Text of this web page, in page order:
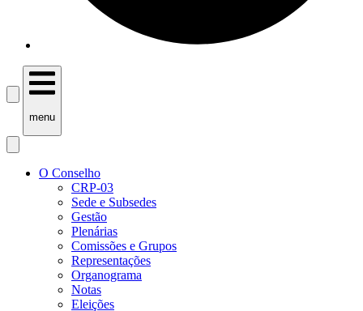
menu
O Conselho
CRP-03
Sede e Subsedes
Gestão
Plenárias
Comissões e Grupos
Representações
Organograma
Notas
Eleições